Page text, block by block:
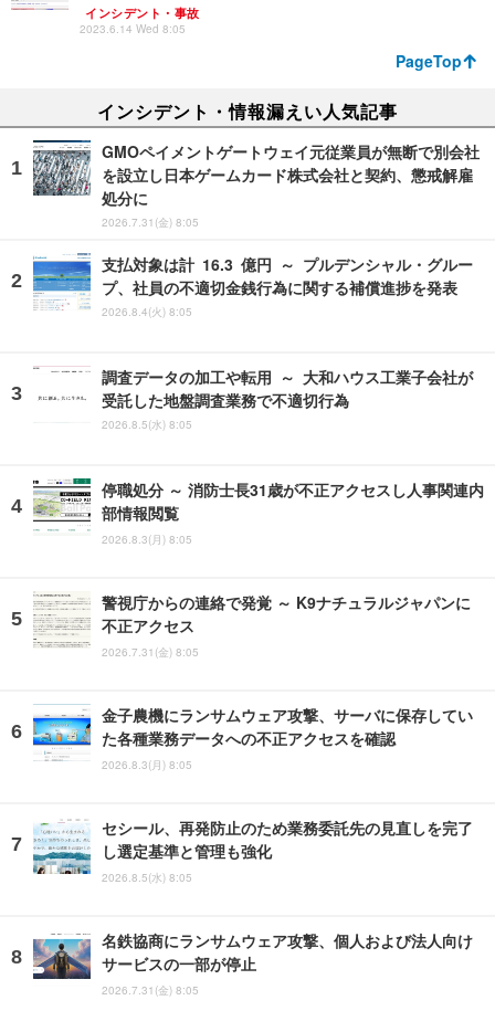
インシデント・事故
2023.6.14 Wed 8:05
PageTop
インシデント・情報漏えい人気記事
GMOペイメントゲートウェイ元従業員が無断で別会社
を設立し日本ゲームカード株式会社と契約、懲戒解雇
処分に
2026.7.31(金) 8:05
支払対象は計 16.3 億円 ～ プルデンシャル・グルー
プ、社員の不適切金銭行為に関する補償進捗を発表
2026.8.4(火) 8:05
調査データの加工や転用 ～ 大和ハウス工業子会社が
受託した地盤調査業務で不適切行為
2026.8.5(水) 8:05
停職処分 ～ 消防士長31歳が不正アクセスし人事関連内
部情報閲覧
2026.8.3(月) 8:05
警視庁からの連絡で発覚 ～ K9ナチュラルジャパンに
不正アクセス
2026.7.31(金) 8:05
金子農機にランサムウェア攻撃、サーバに保存してい
た各種業務データへの不正アクセスを確認
2026.8.3(月) 8:05
セシール、再発防止のため業務委託先の見直しを完了
し選定基準と管理も強化
2026.8.5(水) 8:05
名鉄協商にランサムウェア攻撃、個人および法人向け
サービスの一部が停止
2026.7.31(金) 8:05